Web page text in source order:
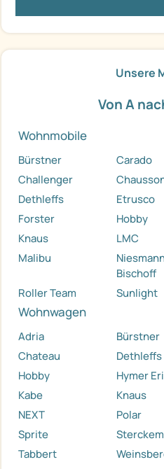
Unsere
Von A
Wohnmobile
Bürstner Carado
Challenger
Dethleffs
Etrusco
Forster
Hobby
Knaus
LMC
Malibu
Bischoff
Roller Team Sunlight
Wohnwagen
Adria Bürstner
Chateau
Dethleffs
Hobby
Hymer
Kabe
Knaus
NEXT
Polar
Sprite
Tabbert